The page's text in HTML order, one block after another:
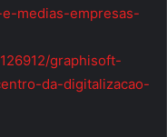
medias-empresas-
graphisoft-
da-digitalizacao-